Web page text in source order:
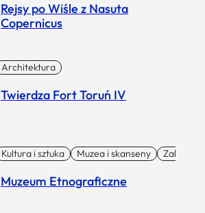
Rejsy po Wiśle z Nasuta
Copernicus
Architektura
Twierdza Fort Toruń IV
Kultura i sztuka Muzea i skanseny Zabytki I
Muzeum Etnograficzne